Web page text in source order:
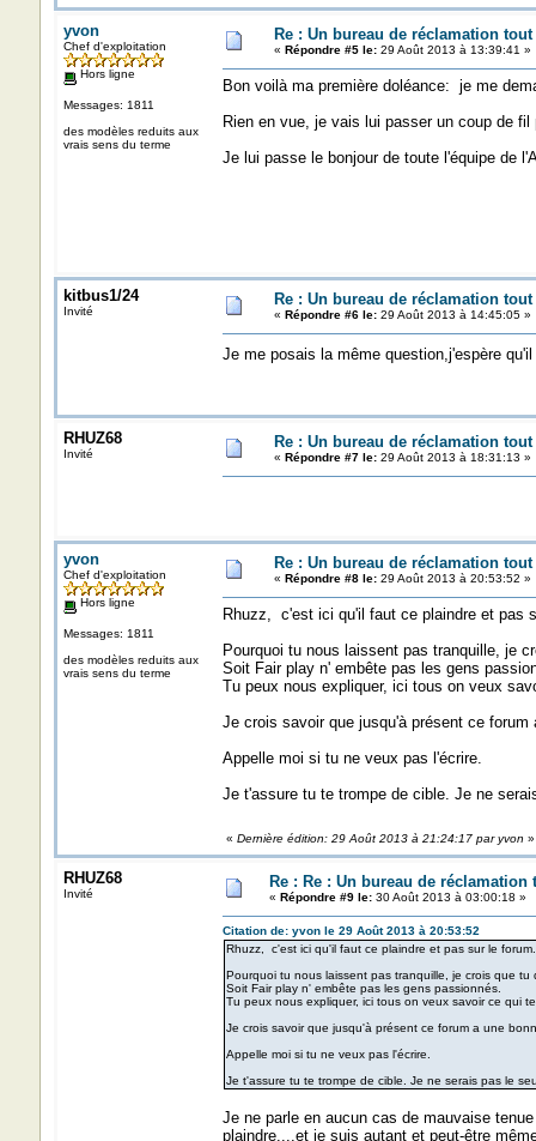
yvon
Chef d'exploitation
Hors ligne
Messages: 1811
des modèles reduits aux
vrais sens du terme
Re : Un bureau de réclamation
« Répondre #5 le:29 Août 2013 à 13:39:41 »
Bon voilà ma première doléance: je me
Rien en vue, je vais lui passer un coup de
Je lui passe le bonjour de toute l'équipe de
kitbus1/24
Invité
Re : Un bureau de réclamation
« Répondre #6 le:29 Août 2013 à 14:45:05 »
Je me posais la même question,j'espère
RHUZ68
Invité
Re : Un bureau de réclamation
« Répondre #7 le:29 Août 2013 à 18:31:13 »
yvon
Chef d'exploitation
Hors ligne
Messages: 1811
des modèles reduits aux
vrais sens du terme
Re : Un bureau de réclamation
« Répondre #8 le:29 Août 2013 à 20:53:52 »
Rhuzz, c'est ici qu'il faut ce plaindre et pas
Pourquoi tu nous laissent pas tranquille, je
Soit Fair play n' embête pas les gens
Tu peux nous expliquer, ici tous on veux
Je crois savoir que jusqu'à présent ce
Appelle moi si tu ne veux pas l'écrire.
Je t'assure tu te trompe de cible. Je ne
« Dernière édition: 29 Août 2013 à 21:24:17 par yvon »
RHUZ68
Invité
Re : Re : Un bureau de réclamation
« Répondre #9 le:30 Août 2013 à 03:00:18 »
Citation de: yvon le 29 Août 2013 à 20:53:52
Rhuzz, c'est ici qu'il faut ce plaindre et pas sur le
Pourquoi tu nous laissent pas tranquille, je crois que tu
Soit Fair play n' embête pas les gens passionnés.
Tu peux nous expliquer, ici tous on veux savoir ce qui
Je crois savoir que jusqu'à présent ce forum a une
Appelle moi si tu ne veux pas l'écrire.
Je t'assure tu te trompe de cible. Je ne serais pas le
Je ne parle en aucun cas de mauvaise
plaindre....et je suis autant et peut-être